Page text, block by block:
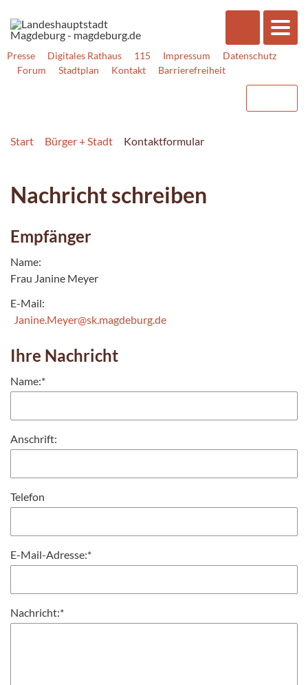
Presse Digitales Rathaus 115 Impressum
Datenschutz
Forum
Stadtplan Kontakt Barrierefreiheit
Start Bürger + Stadt Kontaktformular
Nachricht schreiben
Empfänger
Name:
Frau Janine Meyer
E-Mail:
Janine.Meyer@sk.magdeburg.de
Ihre Nachricht
Name:*
Anschrift:
Telefon
E-Mail-Adresse:*
Nachricht:*